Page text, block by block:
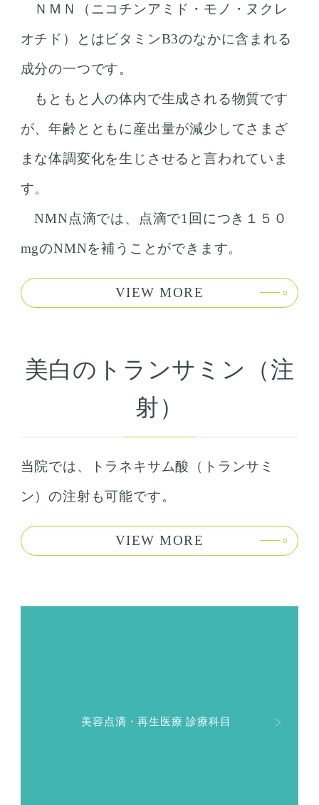
ＮＭＮ（ニコチンアミド・モノ・ヌクレ
オチド）とはビタミンB3のなかに含まれる
成分の一つです。
もともと人の体内で生成される物質です
が、年齢とともに産出量が減少してさまざ
まな体調変化を生じさせると言われていま
す。
NMN点滴では、点滴で1回につき１５０
mgのNMNを補うことができます。
VIEW MORE
美白のトランサミン（注
射）
当院では、トラネキサム酸（トランサミ
ン）の注射も可能です。
VIEW MORE
美容点滴・再生医療 診療科目